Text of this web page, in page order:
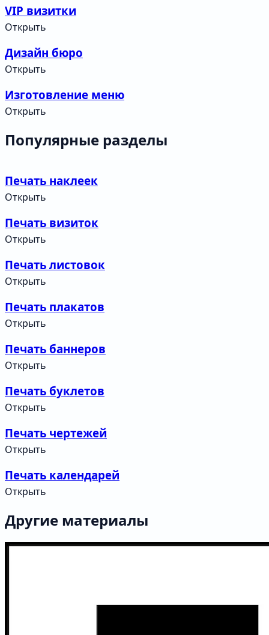
VIP визитки
Открыть
Дизайн бюро
Открыть
Изготовление меню
Открыть
Популярные разделы
Печать наклеек
Открыть
Печать визиток
Открыть
Печать листовок
Открыть
Печать плакатов
Открыть
Печать баннеров
Открыть
Печать буклетов
Открыть
Печать чертежей
Открыть
Печать календарей
Открыть
Другие материалы